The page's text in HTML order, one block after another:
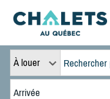
À louer